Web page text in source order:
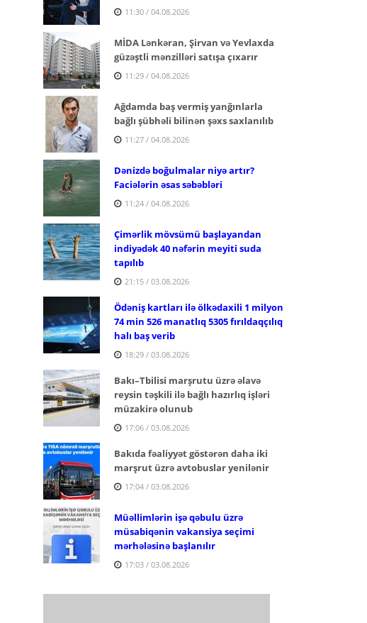
11:30 / 04.08.2026
MİDA Lənkəran, Şirvan və Yevlaxda
güzəştli mənzilləri satışa çıxarır
11:29 / 04.08.2026
Ağdamda baş vermiş yanğınlarla
bağlı şübhəli bilinən şəxs saxlanılıb
11:27 / 04.08.2026
Dənizdə boğulmalar niyə artır?
Faciələrin əsas səbəbləri
11:24 / 04.08.2026
Çimərlik mövsümü başlayandan
indiyədək 40 nəfərin meyiti suda
tapılıb
21:15 / 03.08.2026
Ödəniş kartları ilə ölkədaxili 1 milyon
74 min 526 manatlıq 5305 fırıldaqçılıq
halı baş verib
18:29 / 03.08.2026
Bakı–Tbilisi marşrutu üzrə əlavə
reysin təşkili ilə bağlı hazırlıq işləri
müzakirə olunub
17:06 / 03.08.2026
Bakıda fəaliyyət göstərən daha iki
marşrut üzrə avtobuslar yenilənir
17:04 / 03.08.2026
Müəllimlərin işə qəbulu üzrə
müsabiqənin vakansiya seçimi
mərhələsinə başlanılır
17:03 / 03.08.2026